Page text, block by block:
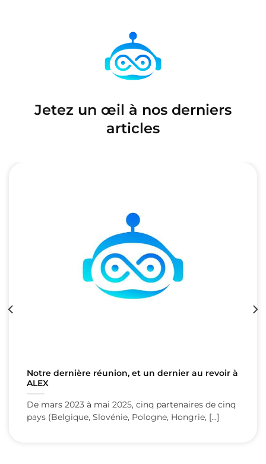
Jetez un œil à nos derniers
articles
Guidage avec Alex
Ce pourquoi nous sommes préparés – et ce que
nous n’avons pas préparé Dans un [...]